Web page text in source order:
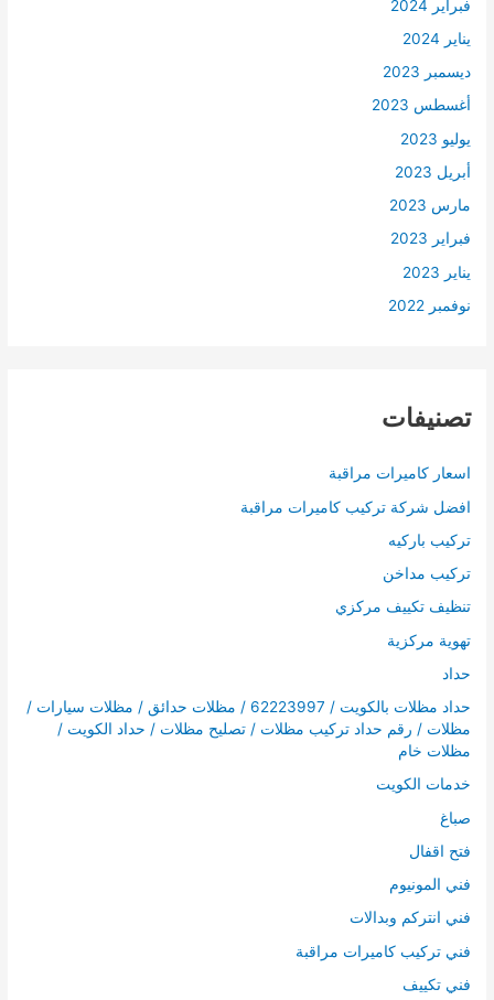
فبراير 2024
يناير 2024
ديسمبر 2023
أغسطس 2023
يوليو 2023
أبريل 2023
مارس 2023
فبراير 2023
يناير 2023
نوفمبر 2022
تصنيفات
اسعار كاميرات مراقبة
افضل شركة تركيب كاميرات مراقبة
تركيب باركيه
تركيب مداخن
تنظيف تكييف مركزي
تهوية مركزية
حداد
حداد مظلات بالكويت / 62223997 / مظلات حدائق / مظلات سيارات /
مظلات / رقم حداد تركيب مظلات / تصليح مظلات / حداد الكويت /
مظلات خام
خدمات الكويت
صباغ
فتح اقفال
فني المونيوم
فني انتركم وبدالات
فني تركيب كاميرات مراقبة
فني تكييف